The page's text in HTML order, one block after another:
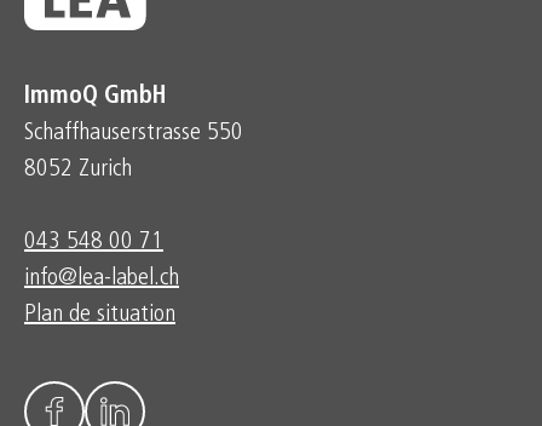
ImmoQ GmbH
Schaffhauserstrasse 550
8052 Zurich
043 548 00 71
info@lea-label.ch
Plan de situation